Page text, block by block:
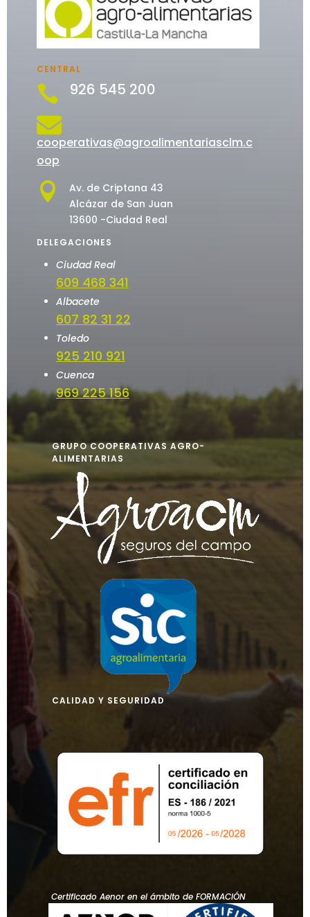
CENTRAL
 926 545 200

cooperativas@agroalimentariasclm.c
oop

Av. de Criptana 43
Alcázar de San Juan
13600 -Ciudad Real
DELEGACIONES
Ciudad Real
609 468 341
Albacete
607 82 31 22
Toledo
925 210 921
Cuenca
969 225 156
GRUPO COOPERATIVAS AGRO-
ALIMENTARIAS
CALIDAD Y SEGURIDAD
Certificado Aenor en el ámbito de FORMACIÓN